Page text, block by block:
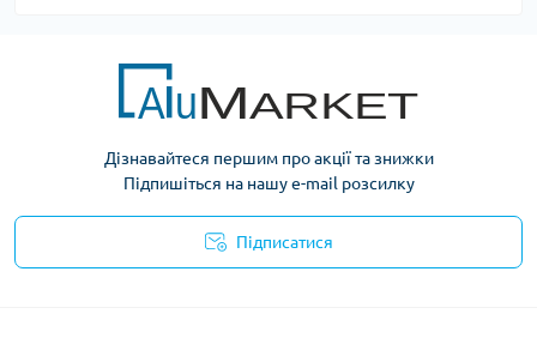
Дізнавайтеся першим про акції та знижки
Підпишіться на нашу e-mail розсилку
Підписатися